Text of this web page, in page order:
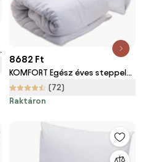
8682 Ft
KOMFORT Egész éves steppelt
paplan 140 x 200 cm párnával
70 x 90 cm
(72)
Raktáron